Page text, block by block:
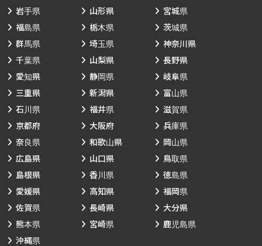
岩手県
山形県
宮城県
福島県
栃木県
茨城県
群馬県
埼玉県
神奈川県
千葉県
山梨県
長野県
愛知県
静岡県
岐阜県
三重県
新潟県
富山県
石川県
福井県
滋賀県
京都府
大阪府
兵庫県
奈良県
和歌山県
岡山県
広島県
山口県
鳥取県
島根県
香川県
徳島県
愛媛県
高知県
福岡県
佐賀県
長崎県
大分県
熊本県
宮崎県
鹿児島県
沖縄県